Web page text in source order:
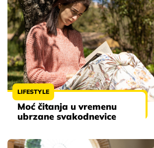
LIFESTYLE
Moć čitanja u vremenu
ubrzane svakodnevice